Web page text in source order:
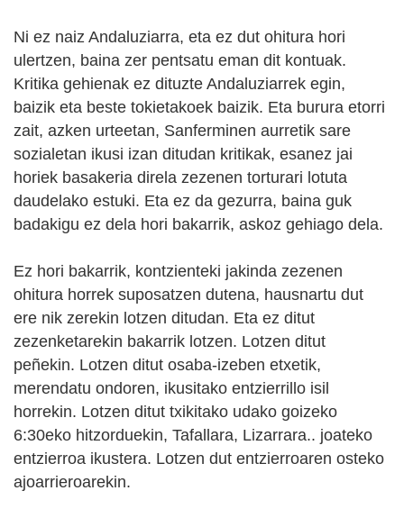
Ni ez naiz Andaluziarra, eta ez dut ohitura hori
ulertzen, baina zer pentsatu eman dit kontuak.
Kritika gehienak ez dituzte Andaluziarrek egin,
baizik eta beste tokietakoek baizik. Eta burura etorri
zait, azken urteetan, Sanferminen aurretik sare
sozialetan ikusi izan ditudan kritikak, esanez jai
horiek basakeria direla zezenen torturari lotuta
daudelako estuki. Eta ez da gezurra, baina guk
badakigu ez dela hori bakarrik, askoz gehiago dela.
Ez hori bakarrik, kontzienteki jakinda zezenen
ohitura horrek suposatzen dutena, hausnartu dut
ere nik zerekin lotzen ditudan. Eta ez ditut
zezenketarekin bakarrik lotzen. Lotzen ditut
peñekin. Lotzen ditut osaba-izeben etxetik,
merendatu ondoren, ikusitako entzierrillo isil
horrekin. Lotzen ditut txikitako udako goizeko
6:30eko hitzorduekin, Tafallara, Lizarrara.. joateko
entzierroa ikustera. Lotzen dut entzierroaren osteko
ajoarrieroarekin.